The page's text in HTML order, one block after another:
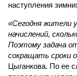
наступления
«Сегодня жители
начислений,
Поэтому задача
сокращать сроки
Цыганкова. По ее